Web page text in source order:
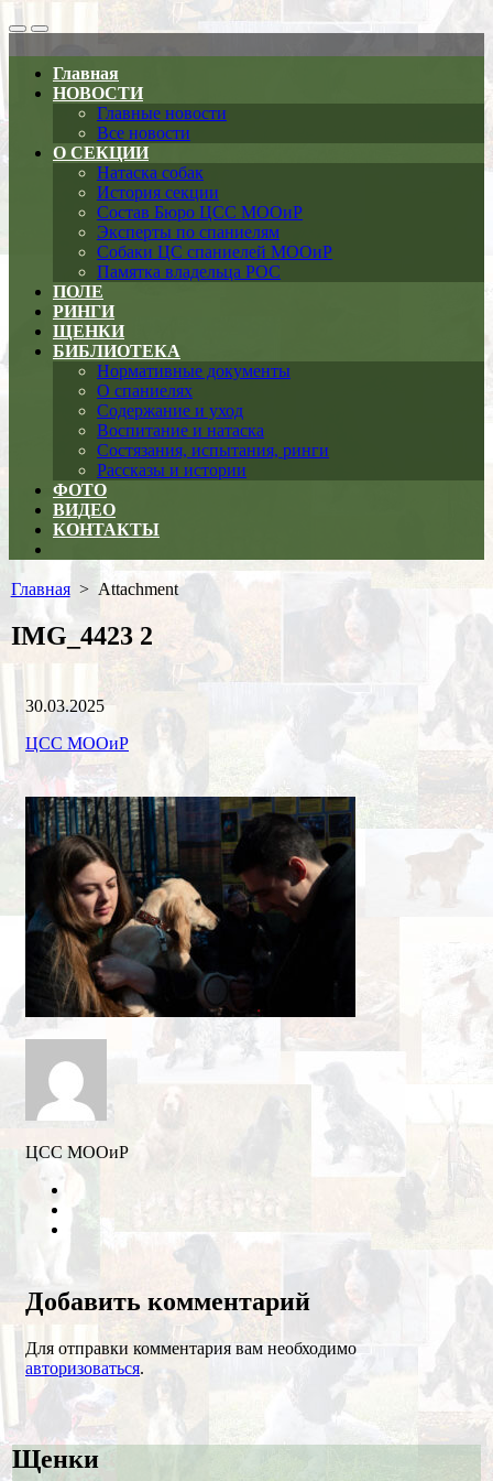
Search
Toggle
Меню
Главная
НОВОСТИ
Главные новости
Все новости
О СЕКЦИИ
Натаска собак
История секции
Состав Бюро ЦСС МООиР
Эксперты по спаниелям
Собаки ЦС спаниелей МООиР
Памятка владельца РОС
ПОЛЕ
РИНГИ
ЩЕНКИ
БИБЛИОТЕКА
Нормативные документы
О спаниелях
Содержание и уход
Воспитание и натаска
Состязания, испытания, ринги
Рассказы и истории
ФОТО
ВИДЕО
КОНТАКТЫ
menu
Главная> Attachment
IMG_4423 2
Дата
публикации
30.03.2025
Рубрики
Автор
ЦСС МООиР
ЦСС МООиР
Youtube
Добавить комментарий
Для отправки комментария вам необходимо
авторизоваться.
Щенки